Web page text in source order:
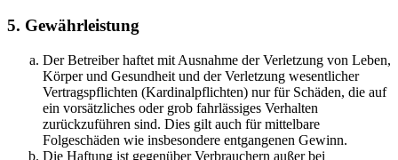
5. Gewährleistung
Der Betreiber haftet mit Ausnahme der Verletzung von Leben,
Körper und Gesundheit und der Verletzung wesentlicher
Vertragspflichten (Kardinalpflichten) nur für Schäden, die auf
ein vorsätzliches oder grob fahrlässiges Verhalten
zurückzuführen sind. Dies gilt auch für mittelbare
Folgeschäden wie insbesondere entgangenen Gewinn.
Die Haftung ist gegenüber Verbrauchern außer bei